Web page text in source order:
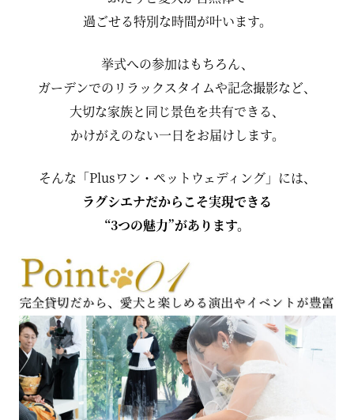
過ごせる特別な時間が叶います。
挙式への参加はもちろん、
ガーデンでのリラックスタイムや記念撮影など、
大切な家族と同じ景色を共有できる、
かけがえのない一日をお届けします。
そんな「Plusワン・ペットウェディング」には、
ラグシエナだからこそ実現できる
“3つの魅力”があります。